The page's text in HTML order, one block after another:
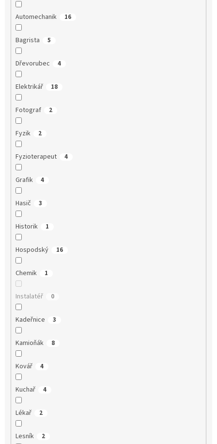
Automechanik 16
Bagrista 5
Dřevorubec 4
Elektrikář 18
Fotograf 2
Fyzik 2
Fyzioterapeut 4
Grafik 4
Hasič 3
Historik 1
Hospodský 16
Chemik 1
Instalatéř 0
Kadeřnice 3
Kamioňák 8
Kovář 4
Kuchař 4
Lékař 2
Lesník 2